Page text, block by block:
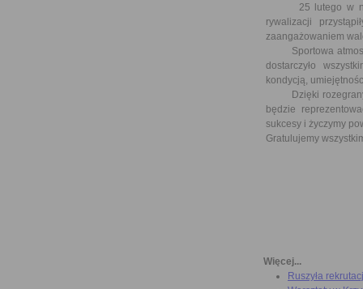
25 lutego w
rywalizacji
zaangażowaniem
Sportowa
dostarczyło
kondycją,
Dzięki rozegranym
będzie
sukcesy i życzymy
Gratulujemy
Więcej...
Ruszyła